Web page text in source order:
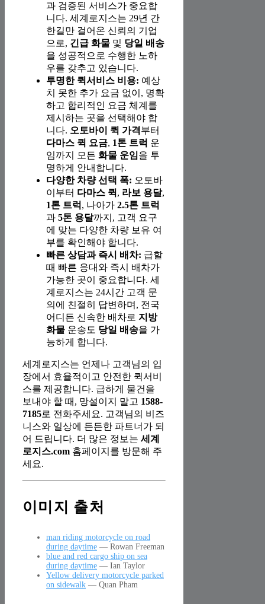
과 검증된 서비스가 중요합
니다. 세계로지스는 29년 간
한길만 걸어온 신뢰의 기업
으로, 긴급 화물 및 당일 배송
을 성공적으로 수행한 노하
우를 갖추고 있습니다.
투명한 퀵서비스 비용: 예상
치 못한 추가 요금 없이, 명확
하고 합리적인 요금 체계를
제시하는 곳을 선택해야 합
니다. 오토바이 퀵 가격부터
다마스 퀵 요금, 1톤 트럭 운
임까지 모든 화물 운임을 투
명하게 안내합니다.
다양한 차량 선택 폭: 오토바
이부터 다마스 퀵 , 라보 용달,
1톤 트럭 , 나아가 2.5톤 트럭
과 5톤 용달까지, 고객 요구
에 맞는 다양한 차량 보유 여
부를 확인해야 합니다.
빠른 상담과 즉시 배차: 급할
때 빠른 응대와 즉시 배차가
가능한 곳이 중요합니다. 세
계로지스는 24시간 고객 문
의에 친절히 답변하며, 전국
어디든 신속한 배차로 지방
화물 운송도 당일 배송을 가
능하게 합니다.
세계로지스는 언제나 고객님의 입
장에서 효율적이고 안전한 퀵서비
스를 제공합니다. 급하게 물건을
보내야 할 때, 망설이지 말고 1588-
7185로 전화주세요. 고객님의 비즈
니스와 일상에 든든한 파트너가 되
어 드립니다. 더 많은 정보는 세계
로지스.com 홈페이지를 방문해 주
세요.
이미지 출처
man riding motorcycle on road
during daytime — Rowan Freeman
blue and red cargo ship on sea
during daytime — Ian Taylor
Yellow delivery motorcycle parked
on sidewalk — Quan Pham